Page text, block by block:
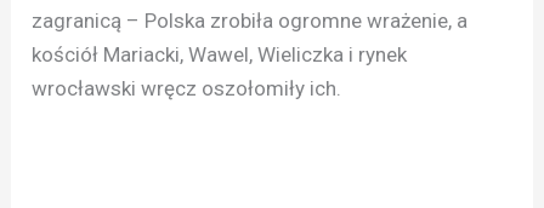
zagranicą – Polska zrobiła ogromne wrażenie, a
kościół Mariacki, Wawel, Wieliczka i rynek
wrocławski wręcz oszołomiły ich.